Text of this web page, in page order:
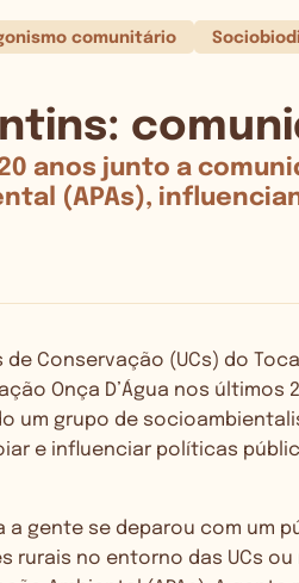
comunitário
anos junto a
(APAs),
Conservação (UCs) do
Onça D’Água nos últimos
um grupo de
e influenciar políticas
a gente se deparou com um
rurais no entorno das UCs